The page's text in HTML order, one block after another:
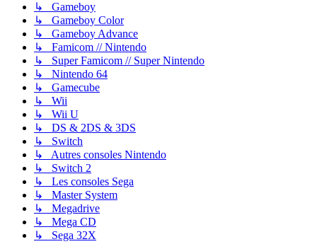
↳ Gameboy
↳ Gameboy Color
↳ Gameboy Advance
↳ Famicom // Nintendo
↳ Super Famicom // Super Nintendo
↳ Nintendo 64
↳ Gamecube
↳ Wii
↳ Wii U
↳ DS & 2DS & 3DS
↳ Switch
↳ Autres consoles Nintendo
↳ Switch 2
↳ Les consoles Sega
↳ Master System
↳ Megadrive
↳ Mega CD
↳ Sega 32X